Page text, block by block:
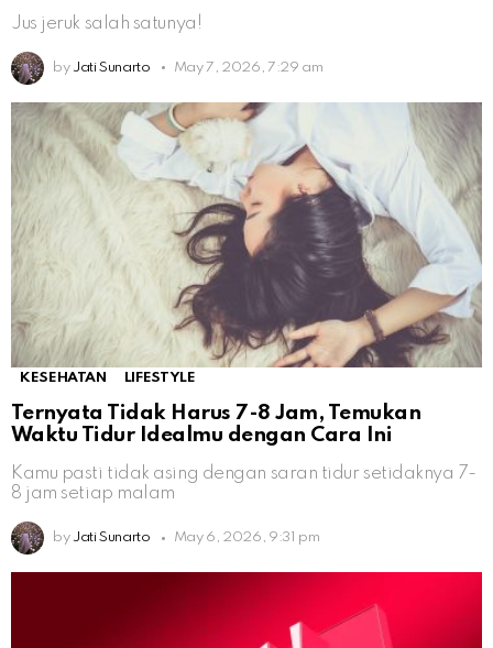
Jus jeruk salah satunya!
by Jati Sunarto May 7, 2026, 7:29 am
KESEHATAN LIFESTYLE
Ternyata Tidak Harus 7-8 Jam, Temukan
Waktu Tidur Idealmu dengan Cara Ini
Kamu pasti tidak asing dengan saran tidur setidaknya 7-
8 jam setiap malam
by Jati Sunarto May 6, 2026, 9:31 pm